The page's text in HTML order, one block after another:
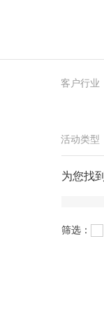
客户行业
活动类型
为您找到
筛选：